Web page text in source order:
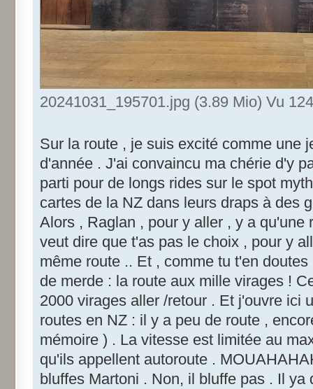
20241031_195701.jpg (3.89 Mio) Vu
Sur la route , je suis excité comme une
d'année . J'ai convaincu ma chérie d'y
parti pour de longs rides sur le spot
cartes de la NZ dans leurs draps à des
Alors , Raglan , pour y aller , y a qu'une
veut dire que t'as pas le choix , pour y
même route .. Et , comme tu t'en
de merde : la route aux mille virages !
2000 virages aller /retour . Et j'ouvre ici
routes en NZ : il y a peu de route ,
mémoire ) . La vitesse est limitée au
qu'ils appellent autoroute .
bluffes Martoni . Non, il bluffe pas . Il